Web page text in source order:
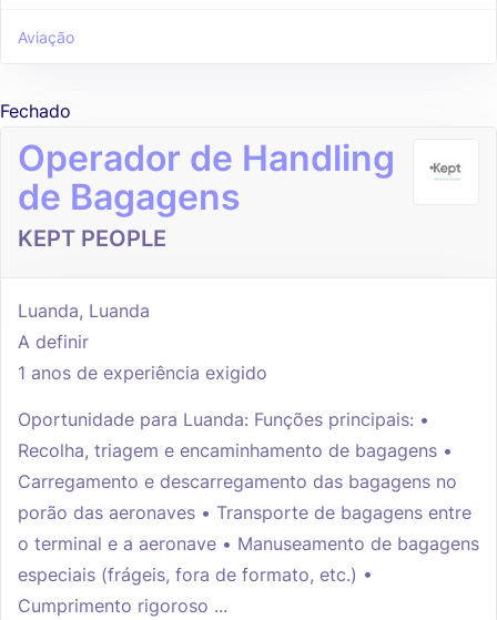
Aviação
Fechado
Operador de Handling
de Bagagens
KEPT PEOPLE
Luanda, Luanda
A definir
1 anos de experiência exigido
Oportunidade para Luanda: Funções principais: •
Recolha, triagem e encaminhamento de bagagens •
Carregamento e descarregamento das bagagens no
porão das aeronaves • Transporte de bagagens entre
o terminal e a aeronave • Manuseamento de bagagens
especiais (frágeis, fora de formato, etc.) •
Cumprimento rigoroso ...